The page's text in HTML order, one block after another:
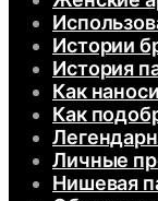
Истории
История
Как
Как
Личные
Нишевая